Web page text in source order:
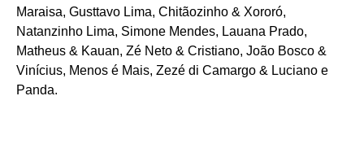
Maraisa, Gusttavo Lima, Chitãozinho & Xororó,
Natanzinho Lima, Simone Mendes, Lauana Prado,
Matheus & Kauan, Zé Neto & Cristiano, João Bosco &
Vinícius, Menos é Mais, Zezé di Camargo & Luciano e
Panda.